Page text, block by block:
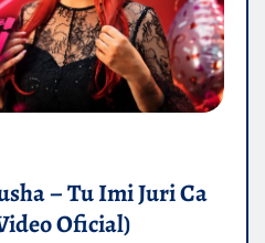
– Tu Imi Juri Ca
Oficial)